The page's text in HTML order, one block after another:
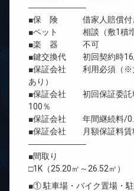
―――――――
■保 険 借家人賠償付き
■ペット 相談（敷1積増
■楽 器 不可
■鍵交換代 初回契約時
■保証会社 利用必須（※
あり）
■保証会社 初回保証委託
100％
■保証会社 年間継続料/
■保証会社 月額保証料賃
―――――――
■間取り
□1K（25.20㎡～26.52㎡）
■① 駐車場・バイク置場・